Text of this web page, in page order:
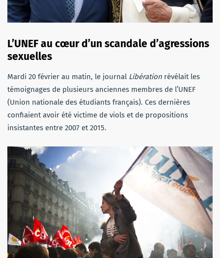
L’UNEF au cœur d’un scandale d’agressions
sexuelles
Mardi 20 février au matin, le journal Libération révélait les
témoignages de plusieurs anciennes membres de l’UNEF
(Union nationale des étudiants français). Ces dernières
confiaient avoir été victime de viols et de propositions
insistantes entre 2007 et 2015.